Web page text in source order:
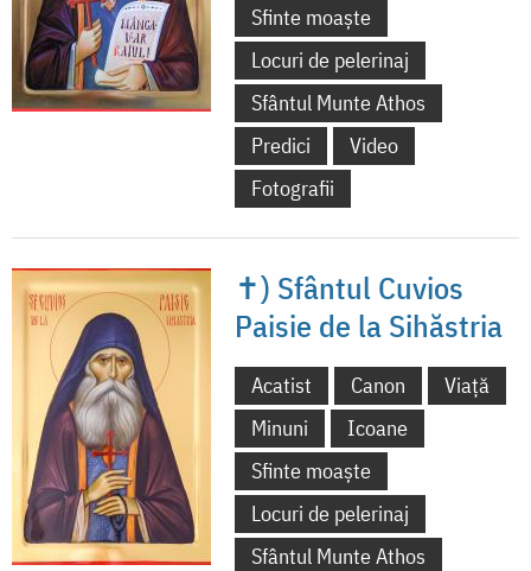
Sfinte moaște
Locuri de pelerinaj
Sfântul Munte Athos
Predici
Video
Fotografii
✝) Sfântul Cuvios
Paisie de la Sihăstria
Acatist Canon
Viață
Minuni
Icoane
Sfinte moaște
Locuri de pelerinaj
Sfântul Munte Athos